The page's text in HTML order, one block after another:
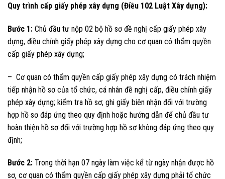
Quy trình cấp giấy phép xây dựng (Điều 102 Luật Xây dựng):
Bước 1: Chủ đầu tư nộp 02 bộ hồ sơ đề nghị cấp giấy phép xây
dựng, điều chỉnh giấy phép xây dựng cho cơ quan có thẩm quyền
cấp giấy phép xây dựng;
– Cơ quan có thẩm quyền cấp giấy phép xây dựng có trách nhiệm
tiếp nhận hồ sơ của tổ chức, cá nhân đề nghị cấp, điều chỉnh giấy
phép xây dựng; kiểm tra hồ sơ; ghi giấy biên nhận đối với trường
hợp hồ sơ đáp ứng theo quy định hoặc hướng dẫn để chủ đầu tư
hoàn thiện hồ sơ đối với trường hợp hồ sơ không đáp ứng theo quy
định;
Bước 2: Trong thời hạn 07 ngày làm việc kể từ ngày nhận được hồ
sơ, cơ quan có thẩm quyền cấp giấy phép xây dựng phải tổ chức